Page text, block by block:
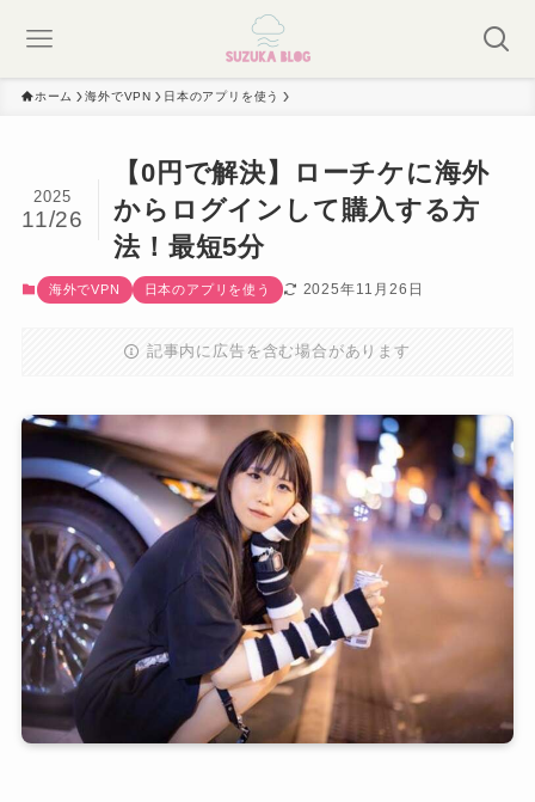
ホーム 海外でVPN 日本のアプリを使う
【0円で解決】ローチケに海外
からログインして購入する方
法！最短5分
2025
11/26
海外でVPN 日本のアプリを使う 2025年11月26日
記事内に広告を含む場合があります